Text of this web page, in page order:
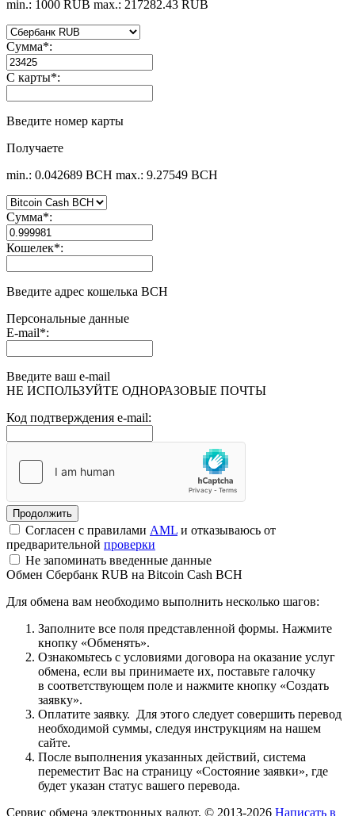
min.: 1000 RUB max.: 217282.43 RUB
Сумма*:
С карты*:
Введите номер карты
Получаете
min.: 0.042689 BCH max.: 9.27549 BCH
Сумма*:
Кошелек*:
Введите адрес кошелька BCH
Персональные данные
E-mail*:
Введите ваш e-mail
НЕ ИСПОЛЬЗУЙТЕ ОДНОРАЗОВЫЕ ПОЧТЫ
Код подтверждения e-mail:
Согласен с правилами AML и отказываюсь от
предварительной проверки
Не запоминать введенные данные
Обмен Сбербанк RUB на Bitcoin Cash BCH
Для обмена вам необходимо выполнить несколько шагов:
Заполните все поля представленной формы. Нажмите
кнопку «Обменять».
Ознакомьтесь с условиями договора на оказание услуг
обмена, если вы принимаете их, поставьте галочку
в соответствующем поле и нажмите кнопку «Создать
заявку».
Оплатите заявку. Для этого следует совершить перевод
необходимой суммы, следуя инструкциям на нашем
сайте.
После выполнения указанных действий, система
переместит Вас на страницу «Состояние заявки», где
будет указан статус вашего перевода.
Сервис обмена электронных валют. © 2013-2026 Написать в